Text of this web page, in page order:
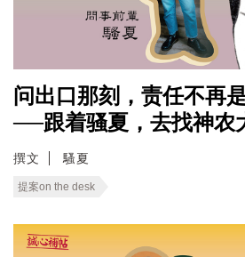
问出口那刻，责任不再
──跟着骚夏，去找神农
撰文 騷夏
提案on the desk